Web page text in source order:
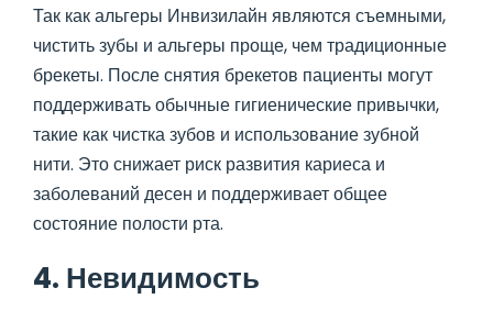
Так как альгеры Инвизилайн являются съемными,
чистить зубы и альгеры проще, чем традиционные
брекеты. После снятия брекетов пациенты могут
поддерживать обычные гигиенические привычки,
такие как чистка зубов и использование зубной
нити. Это снижает риск развития кариеса и
заболеваний десен и поддерживает общее
состояние полости рта.
4. Невидимость